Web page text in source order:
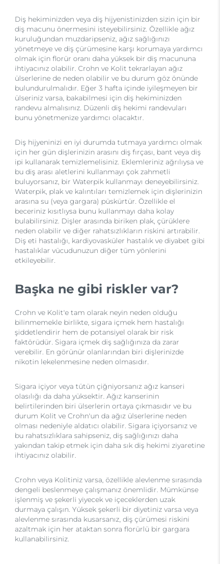
Diş hekiminizden veya diş hijyenistinizden sizin için bir
diş macunu önermesini isteyebilirsiniz. Özellikle ağız
kuruluğundan muzdaripseniz, ağız sağlığınızı
yönetmeye ve diş çürümesine karşı korumaya yardımcı
olmak için florür oranı daha yüksek bir diş macununa
ihtiyacınız olabilir. Crohn ve Kolit tekrarlayan ağız
ülserlerine de neden olabilir ve bu durum göz önünde
bulundurulmalıdır. Eğer 3 hafta içinde iyileşmeyen bir
ülseriniz varsa, bakabilmesi için diş hekiminizden
randevu almalısınız. Düzenli diş hekimi randevuları
bunu yönetmenize yardımcı olacaktır.
Diş hijyeninizi en iyi durumda tutmaya yardımcı olmak
için her gün dişlerinizin arasını diş fırçası, bant veya diş
ipi kullanarak temizlemelisiniz. Eklemleriniz ağrılıysa ve
bu diş arası aletlerini kullanmayı çok zahmetli
buluyorsanız, bir Waterpik kullanmayı deneyebilirsiniz.
Waterpik, plak ve kalıntıları temizlemek için dişlerinizin
arasına su (veya gargara) püskürtür. Özellikle el
beceriniz kısıtlıysa bunu kullanmayı daha kolay
bulabilirsiniz. Dişler arasında biriken plak, çürüklere
neden olabilir ve diğer rahatsızlıkların riskini artırabilir.
Diş eti hastalığı, kardiyovasküler hastalık ve diyabet gibi
hastalıklar vücudunuzun diğer tüm yönlerini
etkileyebilir.
Başka ne gibi riskler var?
Crohn ve Kolit'e tam olarak neyin neden olduğu
bilinmemekle birlikte, sigara içmek hem hastalığı
şiddetlendirir hem de potansiyel olarak bir risk
faktörüdür. Sigara içmek diş sağlığınıza da zarar
verebilir. En görünür olanlarından biri dişlerinizde
nikotin lekelenmesine neden olmasıdır.
Sigara içiyor veya tütün çiğniyorsanız ağız kanseri
olasılığı da daha yüksektir. Ağız kanserinin
belirtilerinden biri ülserlerin ortaya çıkmasıdır ve bu
durum Kolit ve Crohn'un da ağız ülserlerine neden
olması nedeniyle aldatıcı olabilir. Sigara içiyorsanız ve
bu rahatsızlıklara sahipseniz, diş sağlığınızı daha
yakından takip etmek için daha sık diş hekimi ziyaretine
ihtiyacınız olabilir.
Crohn veya Kolitiniz varsa, özellikle alevlenme sırasında
dengeli beslenmeye çalışmanız önemlidir. Mümkünse
işlenmiş ve şekerli yiyecek ve içeceklerden uzak
durmaya çalışın. Yüksek şekerli bir diyetiniz varsa veya
alevlenme sırasında kusarsanız, diş çürümesi riskini
azaltmak için her ataktan sonra florürlü bir gargara
kullanabilirsiniz.